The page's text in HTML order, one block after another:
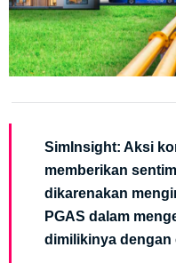
SimInsight: Aksi
memberikan
dikarenakan
PGAS dalam
dimilikinya dengan